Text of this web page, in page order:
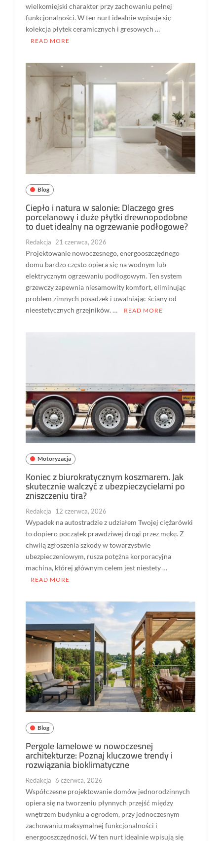
wielkomiejski charakter przy zachowaniu pełnej
funkcjonalności. W ten nurt idealnie wpisuje się
kolekcja płytek ceramicznych i gresowych …
READ MORE
Blog
Ciepło i natura w salonie: Dlaczego gres
porcelanowy i duże płytki drewnopodobne
to duet idealny na ogrzewanie podłogowe?
Redakcja 21 czerwca, 2026
Projektowanie nowoczesnego, energooszczędnego
domu bardzo często opiera się na wodnym lub
elektrycznym ogrzewaniu podłogowym. Ten system
grzewczy zapewnia niesamowity komfort, eliminując
problem zimnych posadzek i uwalniając ściany od
nieestetycznych grzejników. …
READ MORE
Motoryzacja
Koniec z biurokratycznym koszmarem. Jak
skutecznie walczyć z ubezpieczycielami po
zniszczeniu tira?
Redakcja 12 czerwca, 2026
Wypadek na autostradzie z udziałem Twojej ciężarówki
to dopiero początek prawdziwej drogi przez mękę. Z
chwilą zgłoszenia szkody w towarzystwie
ubezpieczeniowym, rusza potężna korporacyjna
machina, której głównym celem jest niestety …
READ MORE
Blog
Pergole lamelowe w nowoczesnej
architekturze: Poznaj kluczowe trendy i
rozwiązania bioklimatyczne
Redakcja 6 czerwca, 2026
Współczesne projektowanie domów jednorodzinnych
opiera się na tworzeniu płynnych przejść między
wnętrzem budynku a ogrodem, przy jednoczesnym
zachowaniu maksymalnej funkcjonalności i
energooszczędności. W ten nurt idealnie wpisują się